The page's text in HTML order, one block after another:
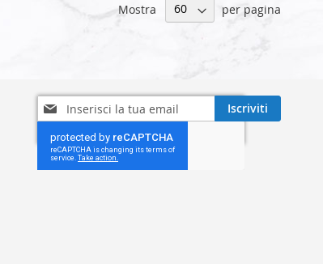
Mostra per pagina
Iscriviti
alla
nostra
Newsletter:
Iscriviti